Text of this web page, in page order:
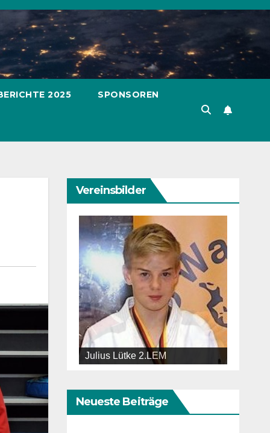
2025 SPONSOREN
Vereinsbilder
Julius Lütke 2.LEM
Neueste Beiträge